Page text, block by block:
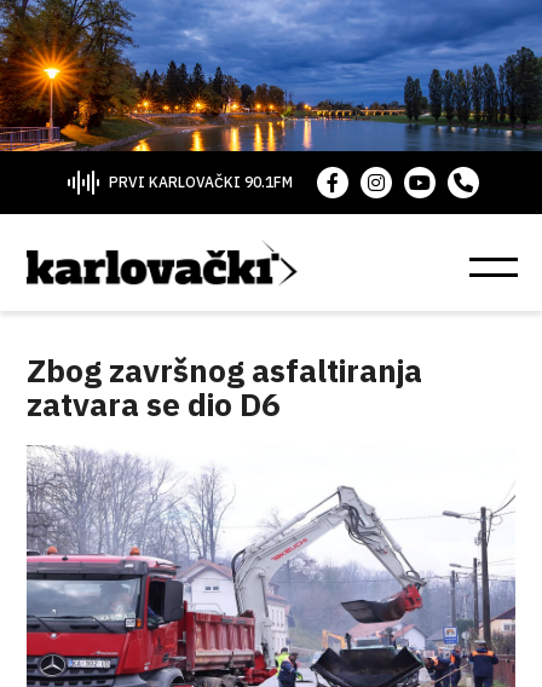
PRVI KARLOVAČKI 90.1FM
Zbog završnog asfaltiranja
zatvara se dio D6